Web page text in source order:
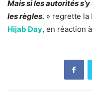
Mais si les autorités
les règles. » regrette la
Hijab Day, en réaction